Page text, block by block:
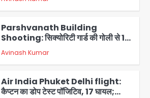
Shooting: सिक्योरिटी गार्ड की गोली से 17
वर्षीय किशोर की मौत
Air India Phuket Delhi flight:
कैप्टन का डोप टेस्ट पॉजिटिव, 17 घायल;
DGCA जांच जारी